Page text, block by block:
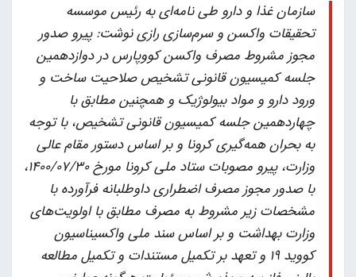
سازمان غذا و دارو طی نامه‌ای به رئیس موسسه
تحقیقات واکسن و سرم‌سازی رازی نوشت:‌ پیرو صدور
مجوز مشروط مصرف واکسن کووپارس در دوازدهمین
جلسه کمیسیون قانونی تشخیص صلاحیت ساخت و
ورود دارو و مواد بیولوژیک و همچنین مطابق با
چهاردهمین جلسه کمیسیون قانونی تشخیص، با توجه
به بحران همه‌گیری کرونا و بر اساس دستور مقام عالی
وزارت، پیرو مصوبات ستاد ملی کرونا مورخ ۱۴۰۰/۰۷/۳۰،
با صدور مجوز مصرف اضطراری داوطلبانه فرآورده با
مشخصات زیر مشروط به مصرف مطابق با اولویت‌های
وزارت بهداشت و بر اساس سند ملی واکسیناسیون
کووید ۱۹ و تعهد بر تکمیل مستندات و تکمیل مطالعه